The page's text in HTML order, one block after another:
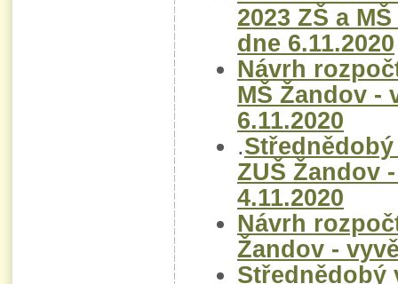
2023 ZŠ a
dne 6.11.2020
Návrh
MŠ Žandov -
6.11.2020
.Střednědobý
ZUŠ Žandov
4.11.2020
Návrh
Žandov -
Střednědobý